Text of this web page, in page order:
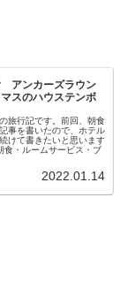
アンカーズラウン
スのハウステンボ
旅行記です。前回、朝食
事を書いたので、ホテル
けて書きたいと思います
食・ルームサービス・ブ
2022.01.14